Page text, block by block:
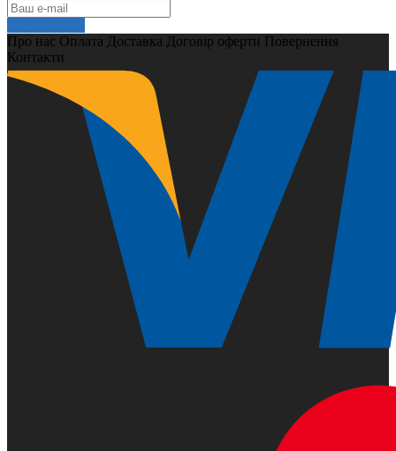
Про нас Оплата Доставка Договір оферти Повернення
Контакти